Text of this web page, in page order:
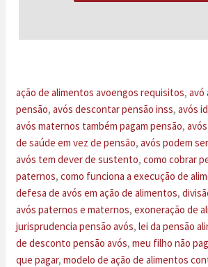
ação de alimentos avoengos requisitos, avó
pensão, avós descontar pensão inss, avós
avós maternos também pagam pensão,
de saúde em vez de pensão, avós podem
avós tem dever de sustento, como cobrar
paternos, como funciona a execução de
defesa de avós em ação de alimentos,
avós paternos e maternos, exoneração de
jurisprudencia pensão avós, lei da pensão
de desconto pensão avós, meu filho não
que pagar, modelo de ação de alimentos